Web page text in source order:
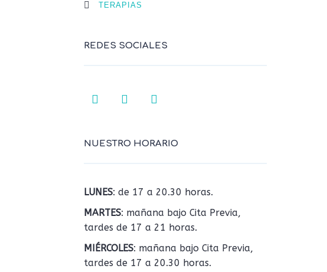
TERAPIAS
REDES SOCIALES
NUESTRO HORARIO
LUNES: de 17 a 20.30 horas.
MARTES: mañana bajo Cita Previa,
tardes de 17 a 21 horas.
MIÉRCOLES: mañana bajo Cita Previa,
tardes de 17 a 20.30 horas.